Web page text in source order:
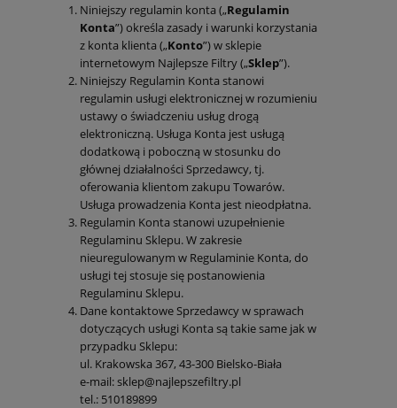
Niniejszy regulamin konta („Regulamin
Konta”) określa zasady i warunki korzystania
z konta klienta („Konto”) w sklepie
internetowym Najlepsze Filtry („Sklep”).
Niniejszy Regulamin Konta stanowi
regulamin usługi elektronicznej w rozumieniu
ustawy o świadczeniu usług drogą
elektroniczną. Usługa Konta jest usługą
dodatkową i poboczną w stosunku do
głównej działalności Sprzedawcy, tj.
oferowania klientom zakupu Towarów.
Usługa prowadzenia Konta jest nieodpłatna.
Regulamin Konta stanowi uzupełnienie
Regulaminu Sklepu. W zakresie
nieuregulowanym w Regulaminie Konta, do
usługi tej stosuje się postanowienia
Regulaminu Sklepu.
Dane kontaktowe Sprzedawcy w sprawach
dotyczących usługi Konta są takie same jak w
przypadku Sklepu:
ul. Krakowska 367, 43-300 Bielsko-Biała
e-mail: sklep@najlepszefiltry.pl
tel.: 510189899